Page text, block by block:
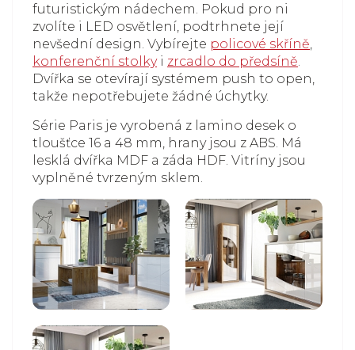
futuristickým nádechem. Pokud pro ni
zvolíte i LED osvětlení, podtrhnete její
nevšední design. Vybírejte policové skříně,
konferenční stolkyi zrcadlo do předsíně.
Dvířka se otevírají systémem push to open,
takže nepotřebujete žádné úchytky.
Série Paris je vyrobená z lamino desek o
tloušťce 16 a 48 mm, hrany jsou z ABS. Má
lesklá dvířka MDF a záda HDF. Vitríny jsou
vyplněné tvrzeným sklem.